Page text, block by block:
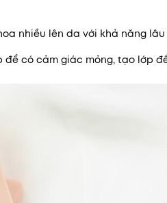
nhiều lên da với khả năng
có cảm giác mỏng, tạo lớp